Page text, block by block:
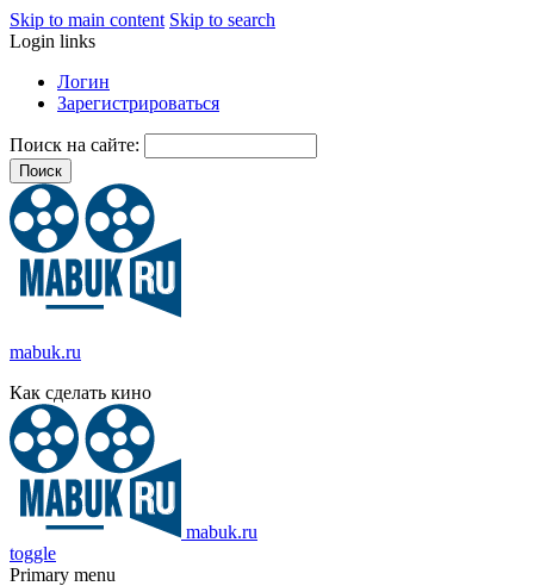
Skip to main content Skip to search
Login links
Логин
Зарегистрироваться
Поиск на сайте:
mabuk.ru
Как сделать кино
mabuk.ru
toggle
Primary menu